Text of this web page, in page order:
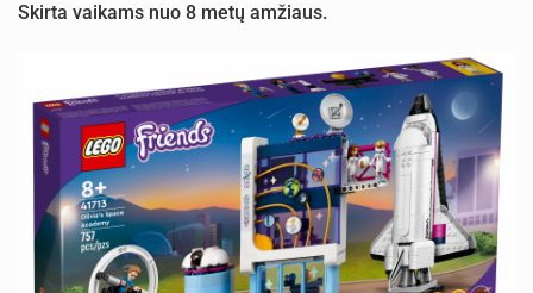
Skirta vaikams nuo 8 metų amžiaus.